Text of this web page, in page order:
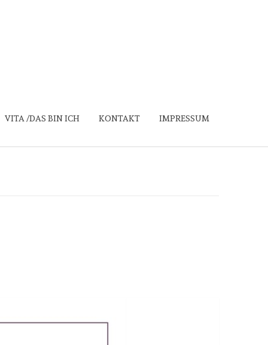
VITA /DAS BIN ICH KONTAKT IMPRESSUM